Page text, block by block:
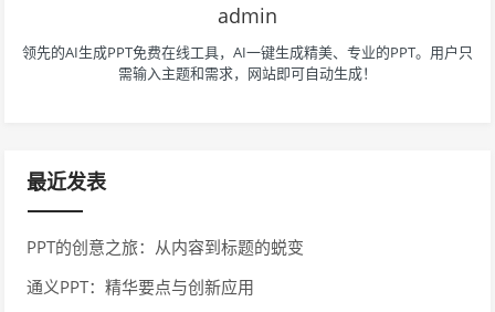
admin
领先的AI生成PPT免费在线工具，AI一键生成精美、专业的PPT。用户只
需输入主题和需求，网站即可自动生成！
最近发表
PPT的创意之旅：从内容到标题的蜕变
通义PPT：精华要点与创新应用